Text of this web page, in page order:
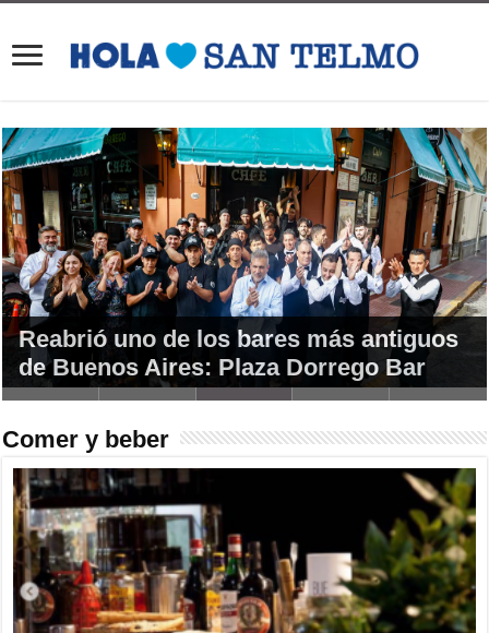
Mapa desplegable Otoño 2026
Amigos de infancia abrieron un
bodegón en San Telmo: La Popular
Reabrió uno de los bares más antiguos
de Buenos Aires: Plaza Dorrego Bar
Patios y terrazas en San Telmo
La inmigrante a la que salvaron los
libros y cumplió su sueño de un café
literario (Ifigenia)
Comer y beber